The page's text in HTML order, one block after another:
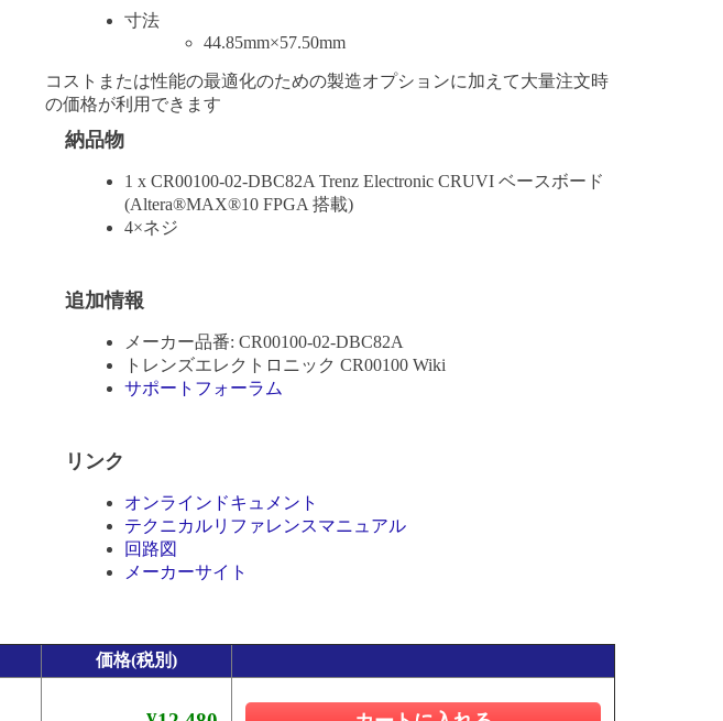
寸法
44.85mm×57.50mm
コストまたは性能の最適化のための製造オプションに加えて大量注文時
の価格が利用できます
納品物
1 x CR00100-02-DBC82A Trenz Electronic CRUVI ベースボード
(Altera®MAX®10 FPGA 搭載)
4×ネジ
追加情報
メーカー品番: CR00100-02-DBC82A
トレンズエレクトロニック CR00100 Wiki
サポートフォーラム
リンク
オンラインドキュメント
テクニカルリファレンスマニュアル
回路図
メーカーサイト
価格(税別)